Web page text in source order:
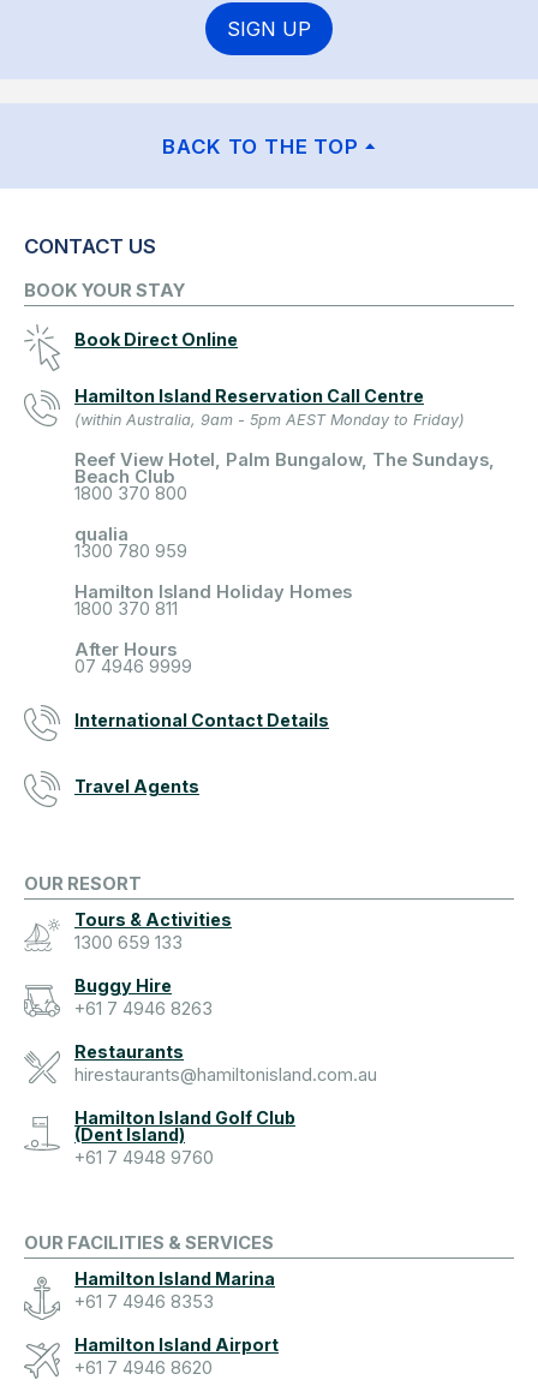
SIGN UP
BACK TO THE TOP
CONTACT US
BOOK YOUR STAY
Book Direct Online
Hamilton Island Reservation Call Centre
(within Australia, 9am - 5pm AEST Monday to Friday)
Reef View Hotel, Palm Bungalow, The Sundays,
Beach Club
1800 370 800
qualia
1300 780 959
Hamilton Island Holiday Homes
1800 370 811
After Hours
07 4946 9999
International Contact Details
Travel Agents
OUR RESORT
Tours & Activities
1300 659 133
Buggy Hire
+61 7 4946 8263
Restaurants
hirestaurants@hamiltonisland.com.au
Hamilton Island Golf Club
(Dent Island)
+61 7 4948 9760
OUR FACILITIES & SERVICES
Hamilton Island Marina
+61 7 4946 8353
Hamilton Island Airport
+61 7 4946 8620